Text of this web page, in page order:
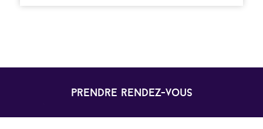
prendre rendez-vous